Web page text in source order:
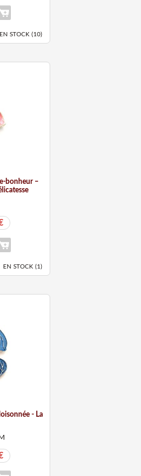
EN STOCK ( 10)
bonheur –
EN STOCK ( 1)
- La